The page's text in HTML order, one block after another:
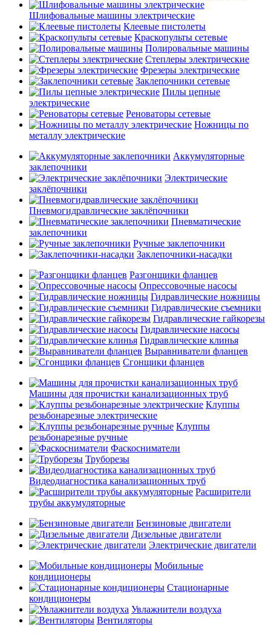
Шлифовальные машины электрические
Клеевые пистолеты
Краскопульты сетевые
Полировальные машины
Степлеры электрические
Фрезеры электрические
Заклепочники сетевые
Пилы цепные
электрические
Реноваторы сетевые
Ножницы по
металлу электрические
Аккумуляторные
заклепочники
Электрические
заклёпочники
Пневмогидравлические заклёпочники
Пневматические
заклепочники
Ручные заклепочники
Заклепочники-насадки
Разгонщики фланцев
Опрессовочные насосы
Гидравлические ножницы
Гидравлические съемники
Гидравлические гайкорезы
Гидравлические насосы
Гидравлические клинья
Выравниватели фланцев
Сгонщики фланцев
Машины для прочистки канализационных труб
Клуппы
резьбонарезные электрические
Клуппы
резьбонарезные ручные
Фаскосниматели
Труборезы
Видеодиагностика канализационных труб
Расширители
трубы аккумуляторные
Бензиновые двигатели
Дизельные двигатели
Электрические двигатели
Мобильные
кондиционеры
Стационарные
кондиционеры
Увлажнители воздуха
Вентиляторы